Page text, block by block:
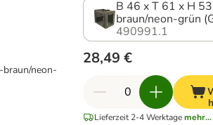
neon-
B 46 x T 61 x H
braun/neon-grün
490991.1
28,49 €
Lieferzeit 2-4 Werktage mehr...